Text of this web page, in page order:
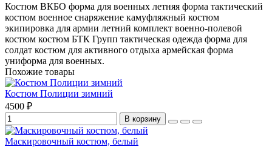
Костюм ВКБО форма для военных летняя форма тактический
костюм военное снаряжение камуфляжный костюм
экипировка для армии летний комплект военно-полевой
костюм костюм БТК Групп тактическая одежда форма для
солдат костюм для активного отдыха армейская форма
униформа для военных.
Похожие товары
Костюм Полиции зимний
4500 ₽
В корзину
Маскировочный костюм, белый